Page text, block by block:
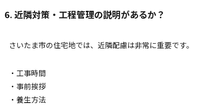
6. 近隣対策・工程管理の説明があるか？
さいたま市の住宅地では、近隣配慮は非常に重要です。
・工事時間
・事前挨拶
・養生方法